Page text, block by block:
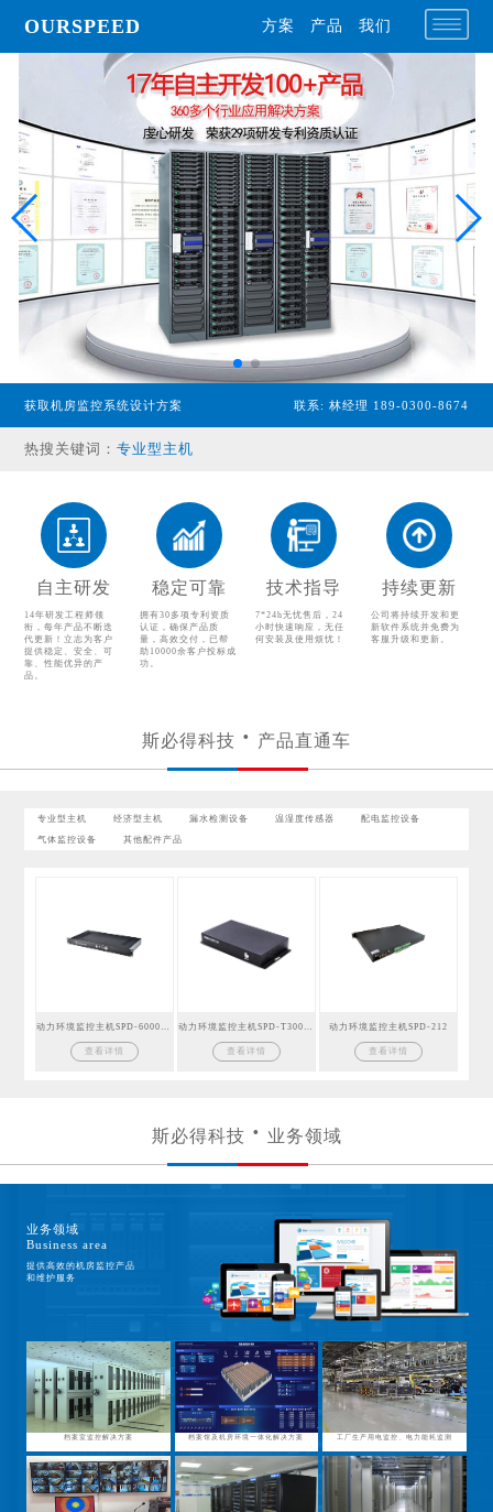
OURSPEED 方案 产品 我们
获取机房监控系统设计方案 联系: 林经理 189-0300-8674
热搜关键词：专业型主机
漏水检测设备
温湿度传感器
配电监控设备
气体监控设备
其他配件产品
自主研发
14年研发工程师领
衔，每年产品不断迭
代更新！立志为客户
提供稳定、安全、可
靠、性能优异的产
品。
稳定可靠
拥有30多项专利资质
认证，确保产品质
量，高效交付，已帮
助10000余客户投标成
功。
技术指导
7*24h无忧售后，24
小时快速响应，无任
何安装及使用烦忧！
持续更新
公司将持续开发和更
新软件系统并免费为
客服升级和更新。
斯必得科技 产品直通车
专业型主机 经济型主机 漏水检测设备 温湿度传感器 配电监控设备
气体监控设备 其他配件产品
查看详情 查看详情
动力环境监控主机SPD-212
查看详情
斯必得科技 业务领域
业务领域
Business area
提供高效的机房监控产品
和维护服务
档案室监控解决方案 档案馆及机房环境一体化解决方案 工厂生产用电监控、电力能耗监测